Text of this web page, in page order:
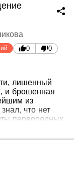
0 0
лишенный
и брошенная
из
что нет
первородных,
Судьба
будущее.